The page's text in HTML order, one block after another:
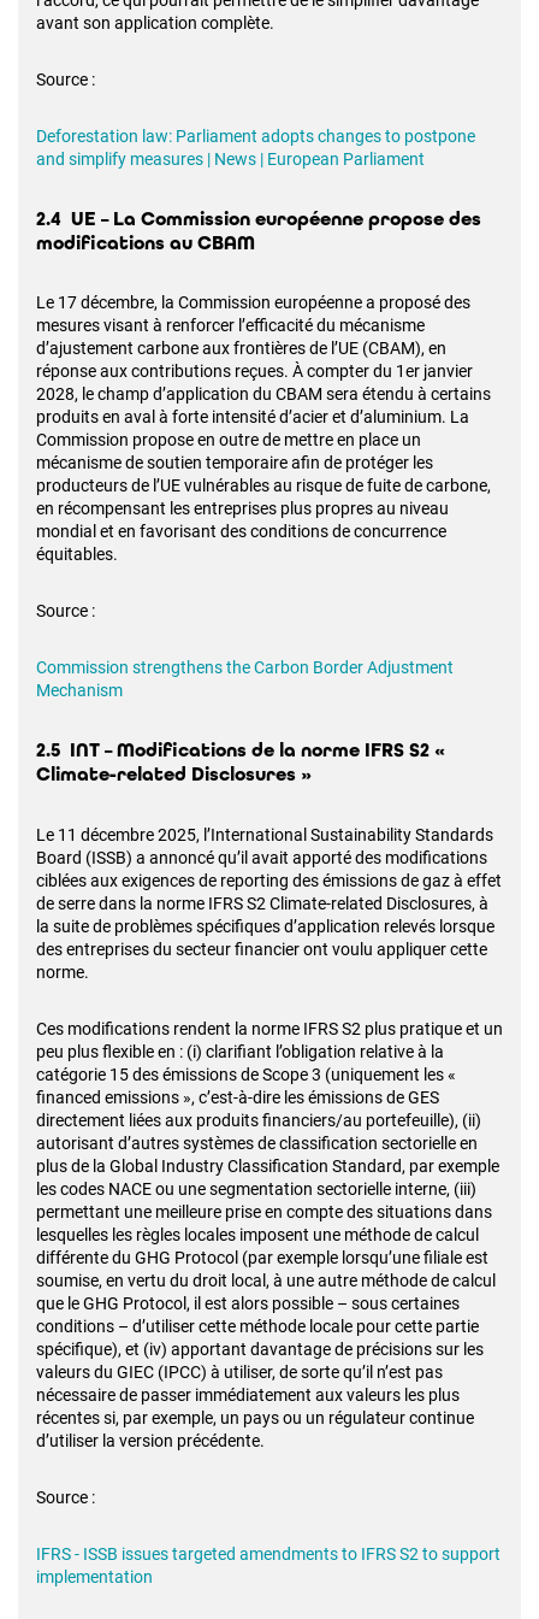
avant son application complète.
Source :
Deforestation law: Parliament adopts changes to postpone
and simplify measures | News | European Parliament
2.4 UE – La Commission européenne propose des
modifications au CBAM
Le 17 décembre, la Commission européenne a proposé des
mesures visant à renforcer l’efficacité du mécanisme
d’ajustement carbone aux frontières de l’UE (CBAM), en
réponse aux contributions reçues. À compter du 1er janvier
2028, le champ d’application du CBAM sera étendu à certains
produits en aval à forte intensité d’acier et d’aluminium. La
Commission propose en outre de mettre en place un
mécanisme de soutien temporaire afin de protéger les
producteurs de l’UE vulnérables au risque de fuite de carbone,
en récompensant les entreprises plus propres au niveau
mondial et en favorisant des conditions de concurrence
équitables.
Source :
Commission strengthens the Carbon Border Adjustment
Mechanism
2.5 INT – Modifications de la norme IFRS S2 «
Climate-related Disclosures »
Le 11 décembre 2025, l’International Sustainability Standards
Board (ISSB) a annoncé qu’il avait apporté des modifications
ciblées aux exigences de reporting des émissions de gaz à effet
de serre dans la norme IFRS S2 Climate-related Disclosures, à
la suite de problèmes spécifiques d’application relevés lorsque
des entreprises du secteur financier ont voulu appliquer cette
norme.
Ces modifications rendent la norme IFRS S2 plus pratique et un
peu plus flexible en : (i) clarifiant l’obligation relative à la
catégorie 15 des émissions de Scope 3 (uniquement les «
financed emissions », c’est-à-dire les émissions de GES
directement liées aux produits financiers/au portefeuille), (ii)
autorisant d’autres systèmes de classification sectorielle en
plus de la Global Industry Classification Standard, par exemple
les codes NACE ou une segmentation sectorielle interne, (iii)
permettant une meilleure prise en compte des situations dans
lesquelles les règles locales imposent une méthode de calcul
différente du GHG Protocol (par exemple lorsqu’une filiale est
soumise, en vertu du droit local, à une autre méthode de calcul
que le GHG Protocol, il est alors possible – sous certaines
conditions – d’utiliser cette méthode locale pour cette partie
spécifique), et (iv) apportant davantage de précisions sur les
valeurs du GIEC (IPCC) à utiliser, de sorte qu’il n’est pas
nécessaire de passer immédiatement aux valeurs les plus
récentes si, par exemple, un pays ou un régulateur continue
d’utiliser la version précédente.
Source :
IFRS - ISSB issues targeted amendments to IFRS S2 to support
implementation